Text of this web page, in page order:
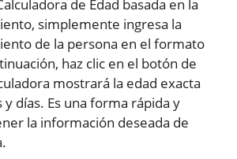
de Edad basada en la
simplemente ingresa la
de la persona en el formato
haz clic en el botón de
mostrará la edad exacta
y días. Es una forma rápida y
la información deseada de